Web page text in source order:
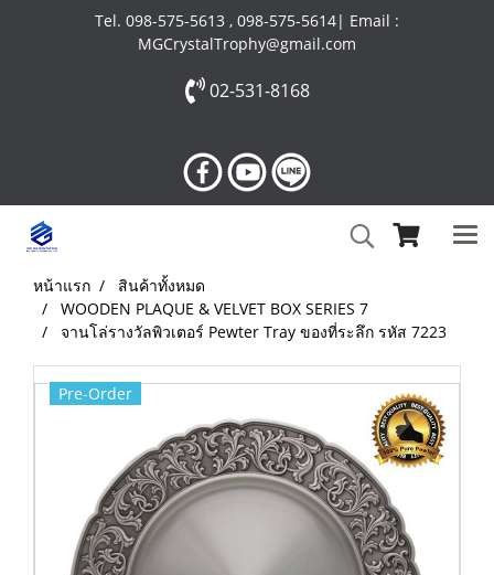
Tel. 098-575-5613 , 098-575-5614| Email :
MGCrystalTrophy@gmail.com
02-531-8168
หน้าแรก
สินค้าทั้งหมด
WOODEN PLAQUE & VELVET BOX SERIES 7
จานโล่รางวัลพิวเตอร์ Pewter Tray ของที่ระลึก รหัส 7223
Pre-Order